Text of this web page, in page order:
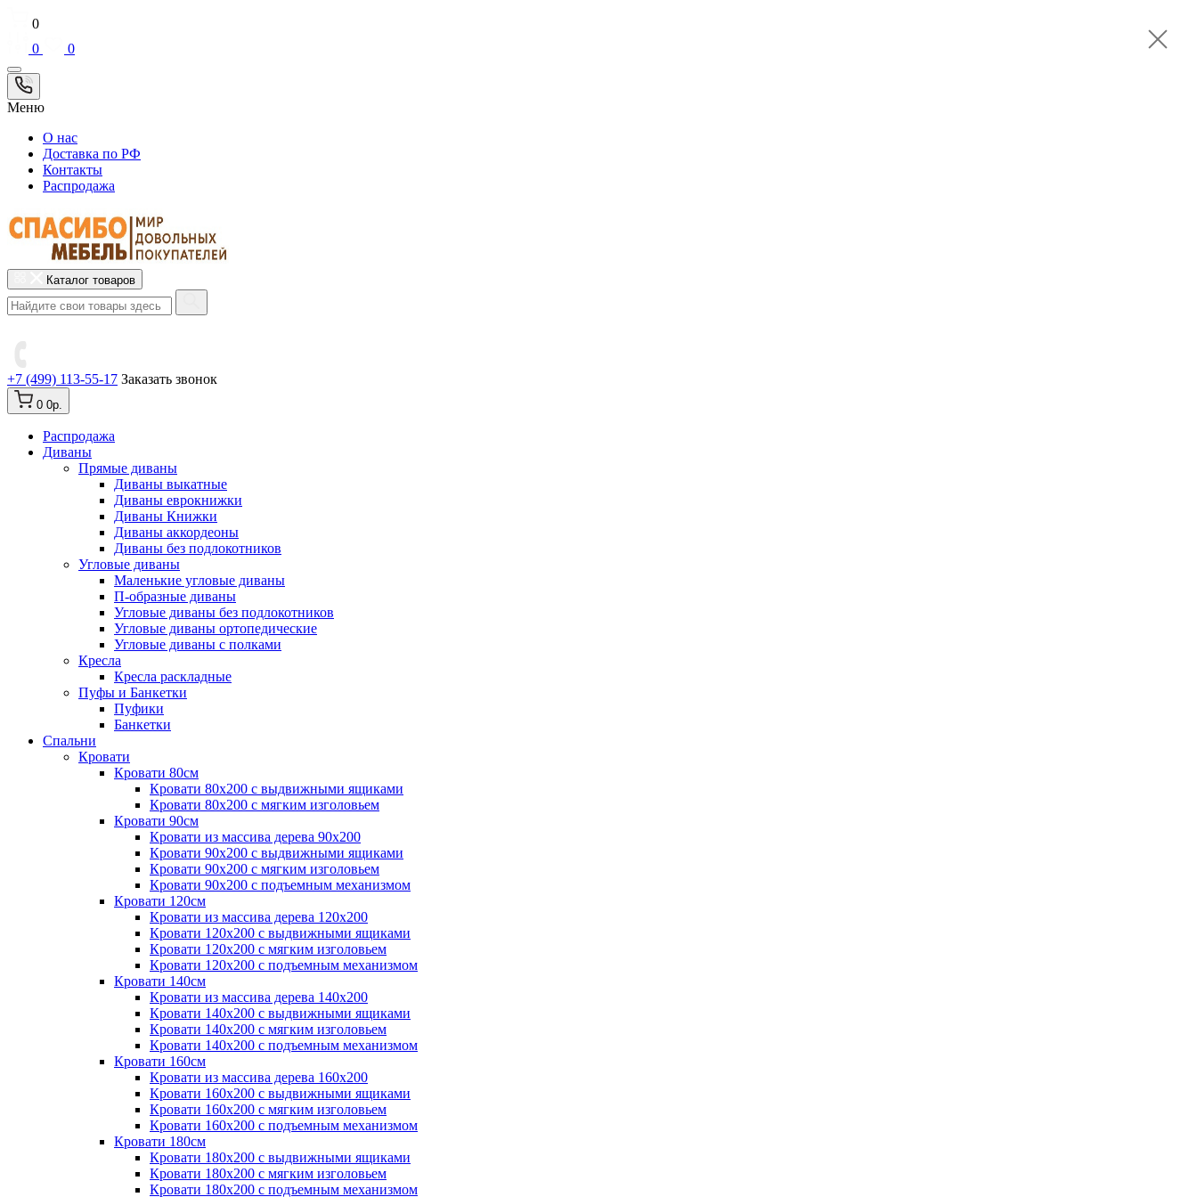
0
0
0
Меню
О нас
Доставка по РФ
Контакты
Распродажа
Каталог товаров
+7 (499) 113-55-17 Заказать звонок
0 0р.
Распродажа
Диваны
Прямые диваны
Диваны выкатные
Диваны еврокнижки
Диваны Книжки
Диваны аккордеоны
Диваны без подлокотников
Угловые диваны
Маленькие угловые диваны
П-образные диваны
Угловые диваны без подлокотников
Угловые диваны ортопедические
Угловые диваны с полками
Кресла
Кресла раскладные
Пуфы и Банкетки
Пуфики
Банкетки
Спальни
Кровати
Кровати 80см
Кровати 80х200 с выдвижными ящиками
Кровати 80х200 с мягким изголовьем
Кровати 90см
Кровати из массива дерева 90х200
Кровати 90х200 с выдвижными ящиками
Кровати 90х200 с мягким изголовьем
Кровати 90х200 с подъемным механизмом
Кровати 120см
Кровати из массива дерева 120х200
Кровати 120х200 с выдвижными ящиками
Кровати 120х200 с мягким изголовьем
Кровати 120х200 с подъемным механизмом
Кровати 140см
Кровати из массива дерева 140х200
Кровати 140х200 с выдвижными ящиками
Кровати 140х200 с мягким изголовьем
Кровати 140х200 с подъемным механизмом
Кровати 160см
Кровати из массива дерева 160х200
Кровати 160х200 с выдвижными ящиками
Кровати 160х200 с мягким изголовьем
Кровати 160х200 с подъемным механизмом
Кровати 180см
Кровати 180х200 с выдвижными ящиками
Кровати 180х200 с мягким изголовьем
Кровати 180х200 с подъемным механизмом